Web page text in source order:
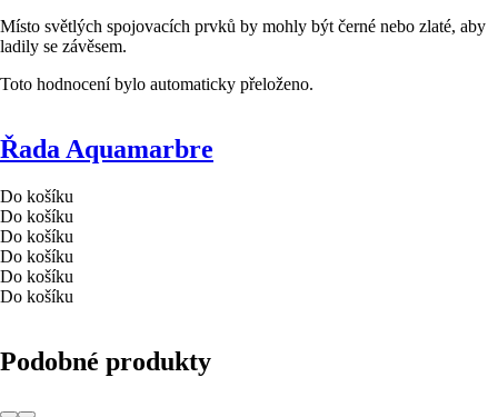
Místo světlých spojovacích prvků by mohly být černé nebo zlaté, aby
ladily se závěsem.
Toto hodnocení bylo automaticky přeloženo.
Řada Aquamarbre
Do košíku
Do košíku
Do košíku
Do košíku
Do košíku
Do košíku
Podobné produkty